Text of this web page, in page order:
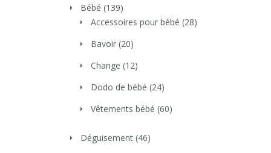
Bébé (139)
Accessoires pour bébé (28)
Bavoir (20)
Change (12)
Dodo de bébé (24)
Vêtements bébé (60)
Déguisement (46)